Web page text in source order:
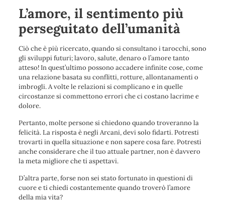
L’amore, il sentimento più
perseguitato dell’umanità
Ciò che è più ricercato, quando si consultano i tarocchi, sono
gli sviluppi futuri; lavoro, salute, denaro o l’amore tanto
atteso! In quest’ultimo possono accadere infinite cose, come
una relazione basata su conflitti, rotture, allontanamenti o
imbrogli. A volte le relazioni si complicano e in quelle
circostanze si commettono errori che ci costano lacrime e
dolore.
Pertanto, molte persone si chiedono quando troveranno la
felicità. La risposta è negli Arcani, devi solo fidarti. Potresti
trovarti in quella situazione e non sapere cosa fare. Potresti
anche considerare che il tuo attuale partner, non è davvero
la meta migliore che ti aspettavi.
D’altra parte, forse non sei stato fortunato in questioni di
cuore e ti chiedi costantemente quando troverò l’amore
della mia vita?